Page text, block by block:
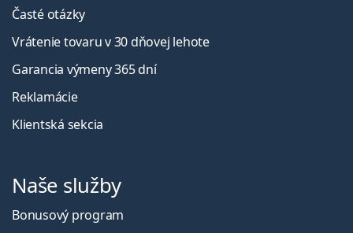
Časté otázky
Vrátenie tovaru v 30 dňovej lehote
Garancia výmeny 365 dní
Reklamácie
Klientská sekcia
Naše služby
Bonusový program